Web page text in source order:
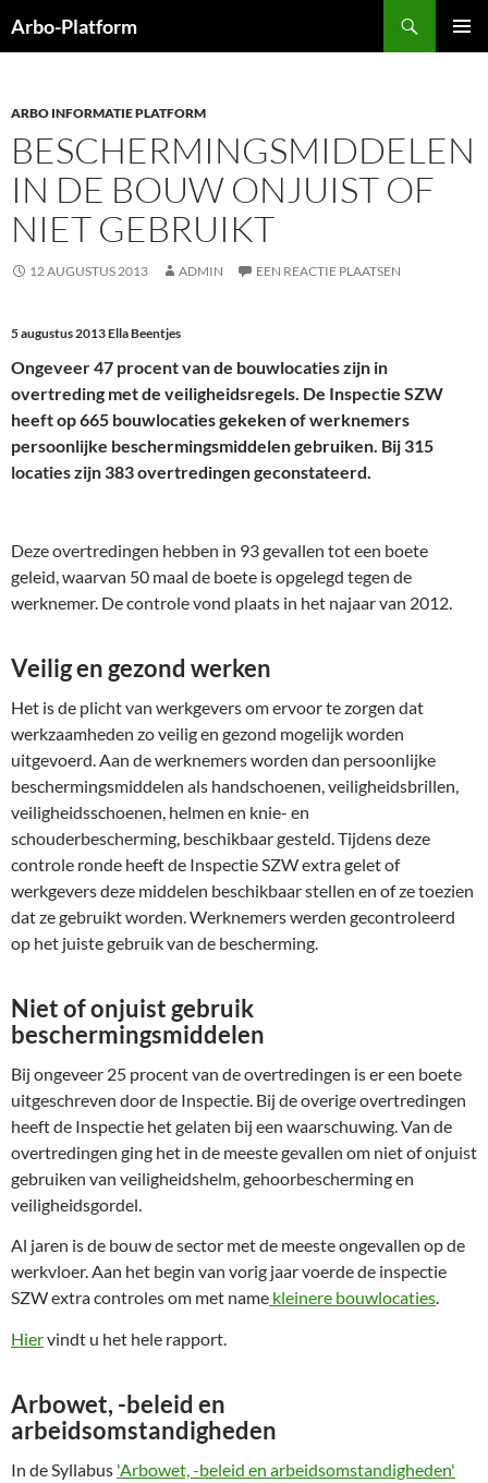
naar
Arbo-Platform
ARBO INFORMATIE PLATFORM
BESCHERMINGSMIDDELEN
IN DE BOUW ONJUIST OF
NIET GEBRUIKT
12 AUGUSTUS 2013 ADMIN EEN REACTIE PLAATSEN
5 augustus 2013Ella Beentjes
Ongeveer 47 procent van de bouwlocaties zijn in
overtreding met de veiligheidsregels. De Inspectie SZW
heeft op 665 bouwlocaties gekeken of werknemers
persoonlijke beschermingsmiddelen gebruiken. Bij 315
locaties zijn 383 overtredingen geconstateerd.
Deze overtredingen hebben in 93 gevallen tot een boete
geleid, waarvan 50 maal de boete is opgelegd tegen de
werknemer. De controle vond plaats in het najaar van 2012.
Veilig en gezond werken
Het is de plicht van werkgevers om ervoor te zorgen dat
werkzaamheden zo veilig en gezond mogelijk worden
uitgevoerd. Aan de werknemers worden dan persoonlijke
beschermingsmiddelen als handschoenen, veiligheidsbrillen,
veiligheidsschoenen, helmen en knie- en
schouderbescherming, beschikbaar gesteld. Tijdens deze
controle ronde heeft de Inspectie SZW extra gelet of
werkgevers deze middelen beschikbaar stellen en of ze toezien
dat ze gebruikt worden. Werknemers werden gecontroleerd
op het juiste gebruik van de bescherming.
Niet of onjuist gebruik
beschermingsmiddelen
Bij ongeveer 25 procent van de overtredingen is er een boete
uitgeschreven door de Inspectie. Bij de overige overtredingen
heeft de Inspectie het gelaten bij een waarschuwing. Van de
overtredingen ging het in de meeste gevallen om niet of onjuist
gebruiken van veiligheidshelm, gehoorbescherming en
veiligheidsgordel.
Al jaren is de bouw de sector met de meeste ongevallen op de
werkvloer. Aan het begin van vorig jaar voerde de inspectie
SZW extra controles om met name kleinere bouwlocaties.
Hiervindt u het hele rapport.
Arbowet, -beleid en
arbeidsomstandigheden
In de Syllabus 'Arbowet, -beleid en arbeidsomstandigheden'